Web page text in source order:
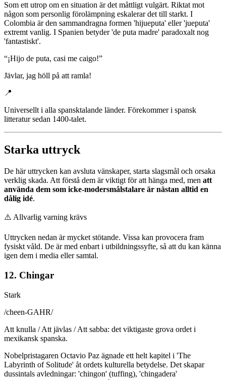
Som ett utrop om en situation är det måttligt vulgärt. Riktat mot
någon som personlig förolämpning eskalerar det till starkt. I
Colombia är den sammandragna formen 'hijueputa' eller 'jueputa'
extremt vanlig. I Spanien betyder 'de puta madre' paradoxalt nog
'fantastiskt'.
“¡Hijo de puta, casi me caigo!”
Jävlar, jag höll på att ramla!
📍
Universellt i alla spansktalande länder. Förekommer i spansk
litteratur sedan 1400-talet.
Starka uttryck
De här uttrycken kan avsluta vänskaper, starta slagsmål och orsaka
verklig skada. Att förstå dem är viktigt för att hänga med, men att
använda dem som icke-modersmålstalare är nästan alltid en
dålig idé.
⚠️ Allvarlig varning krävs
Uttrycken nedan är mycket stötande. Vissa kan provocera fram
fysiskt våld. De är med enbart i utbildningssyfte, så att du kan känna
igen dem i media eller samtal.
12. Chingar
Stark
/cheen-GAHR/
Att knulla / Att jävlas / Att sabba: det viktigaste grova ordet i
mexikansk spanska.
Nobelpristagaren Octavio Paz ägnade ett helt kapitel i 'The
Labyrinth of Solitude' åt ordets kulturella betydelse. Det skapar
dussintals avledningar: 'chingon' (tuffing), 'chingadera'